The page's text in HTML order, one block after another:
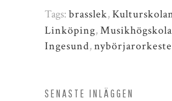
Tags: brasslek,
Linköping,
Ingesund,
SENASTE INLÄGGEN